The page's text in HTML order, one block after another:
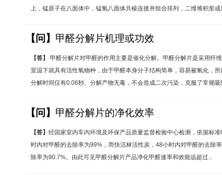
上，锰原子在八面体中，锰氧八面体共棱连接并组合排列，二维堆积形成
【问】 甲醛分解片机理或功效
【答】
甲醛分解片对甲醛的作用主要是催化分解。甲醛分解片是采用纤
室温下就具有活性氧物种，由于甲醛本身分子结构简单，容易被氧化，
分解时间仅有0.06秒。分解产物无毒，不会造成二次污染，克服了常规
【问】 甲醛分解片的净化效率
【答】 经国家室内车内环境及环保产品质量监督检验中心检测，依据标
时内对甲醛的去除率为99%，而快活林活性炭，48小时内对甲醛的去除
除率为90.7%。由此可见甲醛分解片产品净化甲醛速率和效能远超过...